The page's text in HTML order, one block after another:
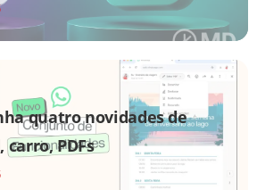
quatro novidades de
carro, PDFs